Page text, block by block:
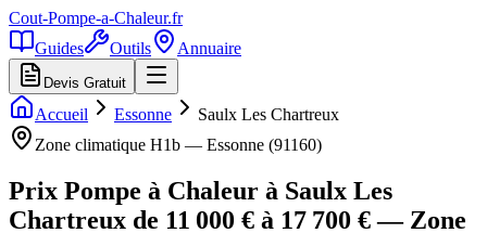
Cout-Pompe-a-Chaleur.fr
Guides
Outils Annuaire
Devis Gratuit
Accueil Essonne
Saulx Les Chartreux
Zone climatique H1b — Essonne (91160)
Prix Pompe à Chaleur à Saulx Les
Chartreux de 11 000 € à 17 700 € — Zone